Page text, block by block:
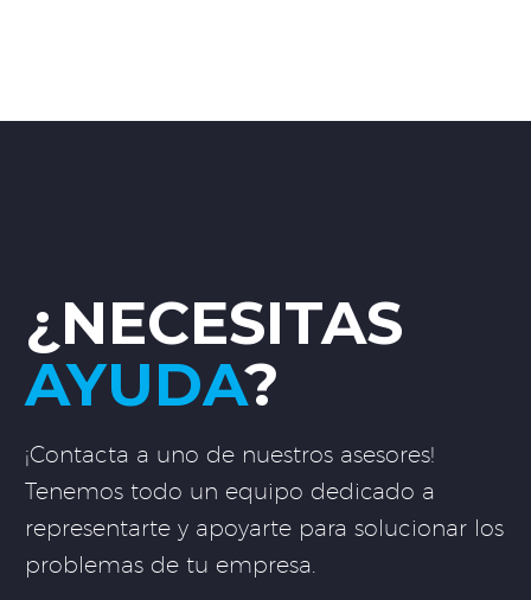
¿NECESITAS
AYUDA?
¡Contacta a uno de nuestros asesores!
Tenemos todo un equipo dedicado a
representarte y apoyarte para solucionar los
problemas de tu empresa.